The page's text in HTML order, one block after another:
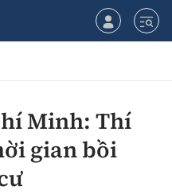
Minh: Thí
gian bồi